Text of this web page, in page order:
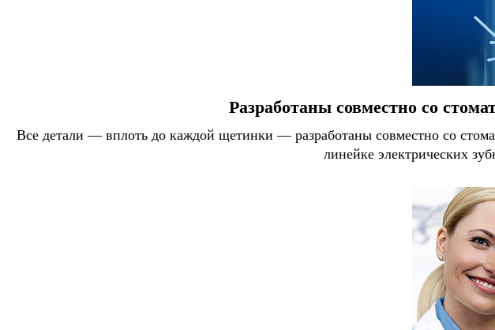
Разработаны совместно со
Все детали — вплоть до каждой щетинки — разработаны совместно со
линейке электрических